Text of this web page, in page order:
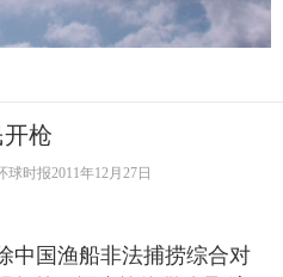
枪
时报2011年12月27日
中国渔船非法捕捞综合对